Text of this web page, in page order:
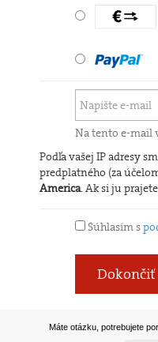
Na tento e-mail
Podľa vašej IP adresy
predplatného (za
America. Ak si ju
Súhlasím s
Máte otázku, potrebujete